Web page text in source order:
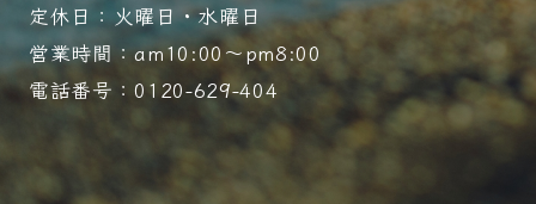
定休日：火曜日・水曜日
営業時間：am10:00～pm8:00
電話番号：0120-629-404